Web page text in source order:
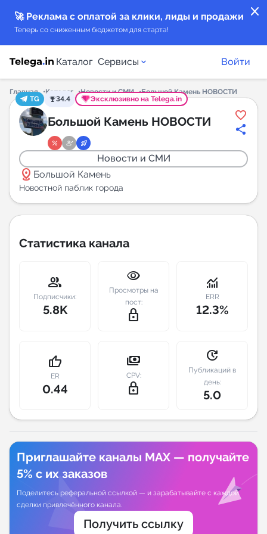
close
🚀 Реклама с оплатой за клики, лиды и продажи
Теперь со сниженным бюджетом для старта!
Каталог Сервисы
Каталог каналов
Каталог ботов
Горящие предложения
Индекс читаемости каналов в Telegram
Аналитика MAX каналов
Индивидуальное сопровождение
Аналитика Telegram
Войти
Главная Каталог Новости и СМИ
Большой Камень НОВОСТИ
TG
34.4 Эксклюзивно на Telega.in
Большой Камень НОВОСТИ
Новости и СМИ
distance Большой Камень
Новостной паблик города
Статистика канала
group
Подписчики:
5.8K
visibility
Просмотры на
пост:
lock_outline
monitoring
ERR
12.3%
thumb_up
ER
0.44
payments
CPV:
lock_outline
update
Публикаций в
день:
5.0
Приглашайте каналы MAX — получайте
5% с их заказов
Поделитесь реферальной ссылкой — и зарабатывайте с каждой
сделки привлечённого канала.
Получить ссылку